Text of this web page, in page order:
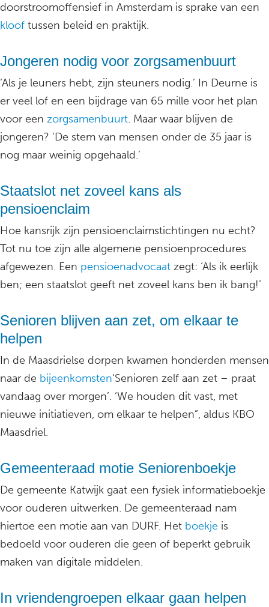
doorstroomoffensief in Amsterdam is sprake van een
kloof tussen beleid en praktijk.
Jongeren nodig voor zorgsamenbuurt
‘Als je leuners hebt, zijn steuners nodig.’ In Deurne is
er veel lof en een bijdrage van 65 mille voor het plan
voor een zorgsamenbuurt. Maar waar blijven de
jongeren? ‘De stem van mensen onder de 35 jaar is
nog maar weinig opgehaald.’
Staatslot net zoveel kans als
pensioenclaim
Hoe kansrijk zijn pensioenclaimstichtingen nu echt?
Tot nu toe zijn alle algemene pensioenprocedures
afgewezen. Een pensioenadvocaat zegt: ‘Als ik eerlijk
ben; een staatslot geeft net zoveel kans ben ik bang!’
Senioren blijven aan zet, om elkaar te
helpen
In de Maasdrielse dorpen kwamen honderden mensen
naar de bijeenkomsten‘Senioren zelf aan zet – praat
vandaag over morgen’. ‘We houden dit vast, met
nieuwe initiatieven, om elkaar te helpen”, aldus KBO
Maasdriel.
Gemeenteraad motie Seniorenboekje
De gemeente Katwijk gaat een fysiek informatieboekje
voor ouderen uitwerken. De gemeenteraad nam
hiertoe een motie aan van DURF. Het boekje is
bedoeld voor ouderen die geen of beperkt gebruik
maken van digitale middelen.
In vriendengroepen elkaar gaan helpen